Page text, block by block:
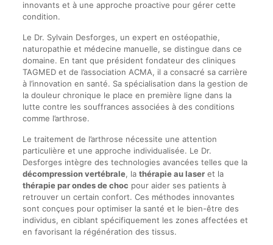
innovants et à une approche proactive pour gérer cette
condition.
Le Dr. Sylvain Desforges, un expert en ostéopathie,
naturopathie et médecine manuelle, se distingue dans ce
domaine. En tant que président fondateur des cliniques
TAGMED et de l’association ACMA, il a consacré sa carrière
à l’innovation en santé. Sa spécialisation dans la gestion de
la douleur chronique le place en première ligne dans la
lutte contre les souffrances associées à des conditions
comme l’arthrose.
Le traitement de l’arthrose nécessite une attention
particulière et une approche individualisée. Le Dr.
Desforges intègre des technologies avancées telles que la
décompression vertébrale, la thérapie au laseret la
thérapie par ondes de choc pour aider ses patients à
retrouver un certain confort. Ces méthodes innovantes
sont conçues pour optimiser la santé et le bien-être des
individus, en ciblant spécifiquement les zones affectées et
en favorisant la régénération des tissus.